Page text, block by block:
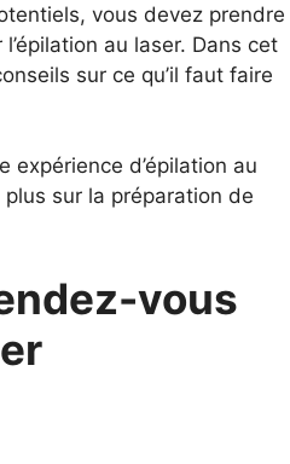
vous devez prendre
au laser. Dans cet
sur ce qu’il faut faire
expérience d’épilation au
sur la préparation de
vous